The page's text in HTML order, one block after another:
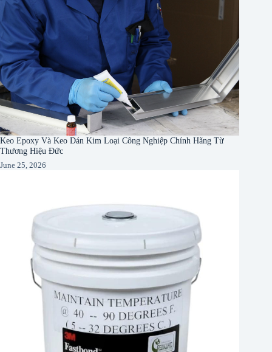
Keo Epoxy Và Keo Dán Kim Loại Công Nghiệp Chính Hãng Từ
Thương Hiệu Đức
June 25, 2026